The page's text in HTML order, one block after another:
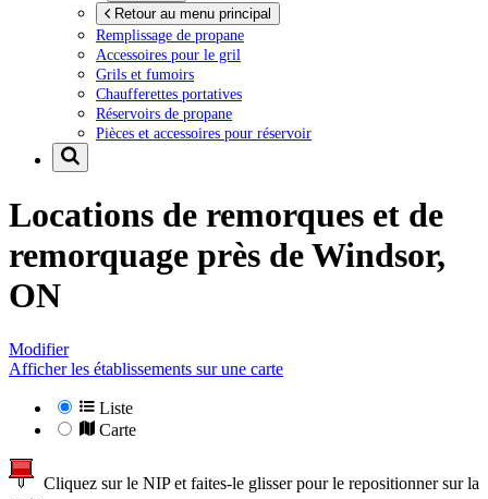
Retour au menu principal
Remplissage de propane
Accessoires pour le gril
Grils et fumoirs
Chaufferettes portatives
Réservoirs de propane
Pièces et accessoires pour réservoir
Locations de remorques et de
remorquage près deWindsor,
ON
Modifier
Afficher les établissements sur une carte
Liste
Carte
Cliquez sur le NIP et faites-le glisser pour le repositionner sur la